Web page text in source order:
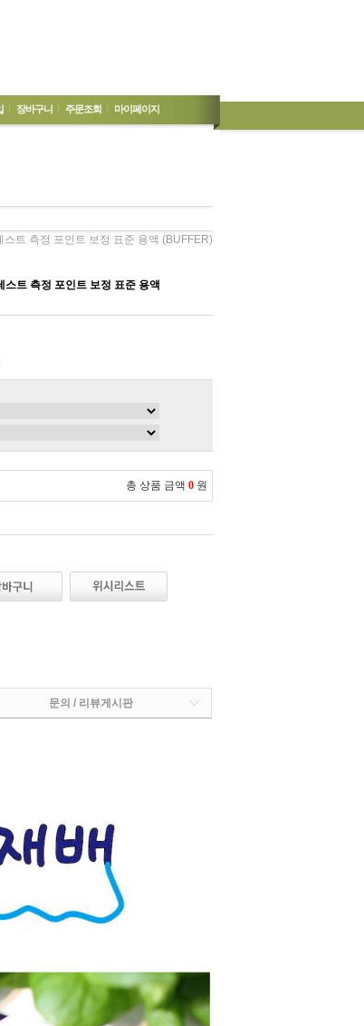
장바구니 주문조회 마이페이지
트 측정 포인트 보정 표준 용액 (BUFFER)
트 측정 포인트 보정 표준 용액
총 상품 금액 0 원
문의 / 리뷰게시판